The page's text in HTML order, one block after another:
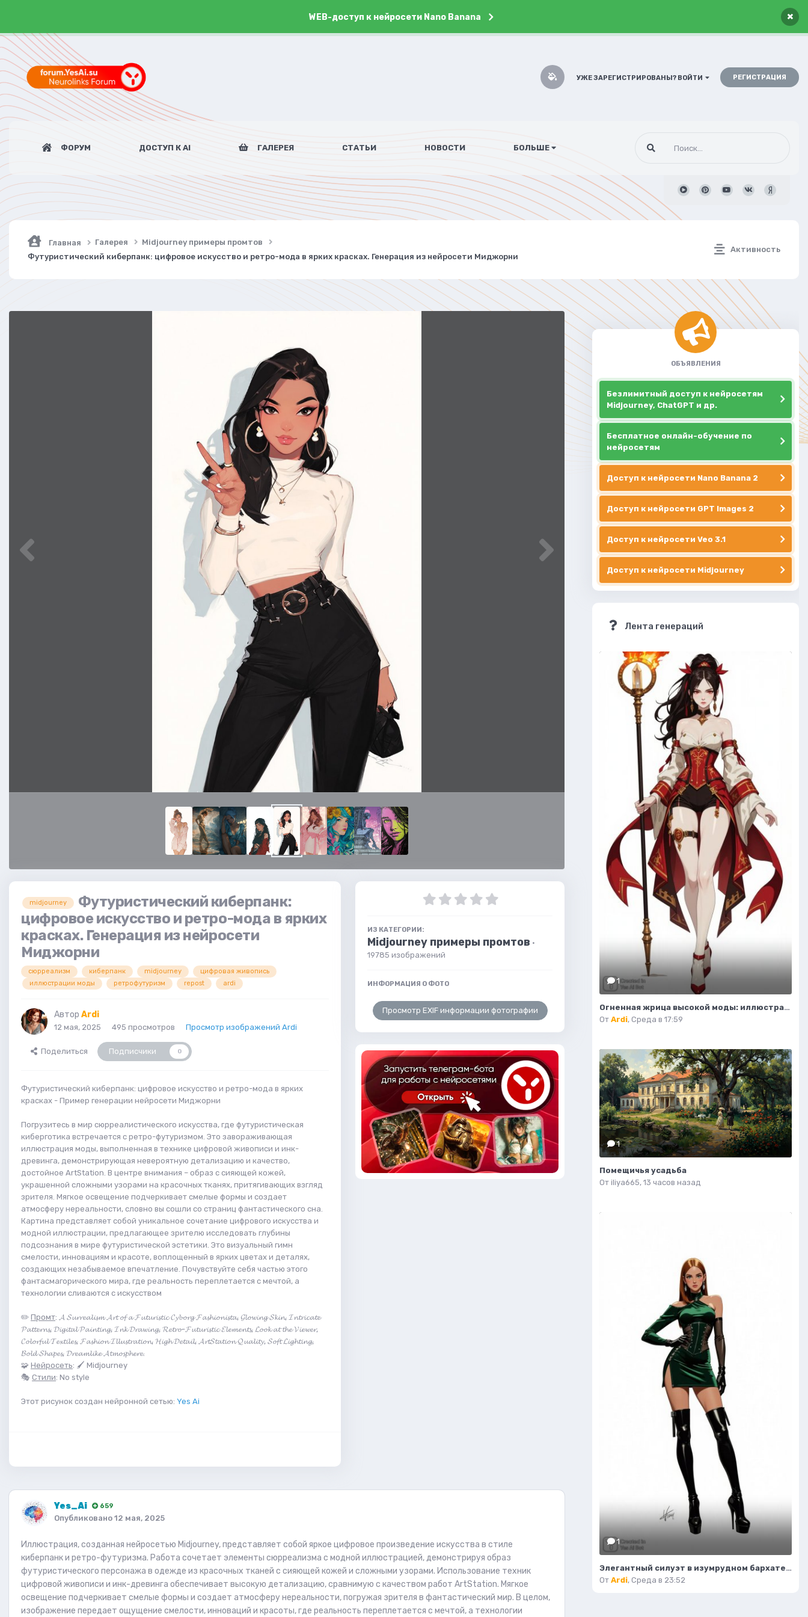
WEB-доступ к нейросети Nano Banana ×
УЖЕ ЗАРЕГИСТРИРОВАНЫ? ВОЙТИ РЕГИСТРАЦИЯ
ФОРУМ ДОСТУП К AI ГАЛЕРЕЯ СТАТЬИ НОВОСТИ БОЛЬШЕ
Активность
Главная Галерея
Midjourney примеры промтов
Футуристический киберпанк: цифровое искусство и ретро-мода в ярких красках. Генерация из нейросети Миджорни
midjourney
Футуристический киберпанк:
цифровое искусство и ретро-мода в ярких
красках. Генерация из нейросети
Миджорни
сюрреализм киберпанк midjourney
цифровая живопись
иллюстрации моды
ретрофутуризм repost ardi
Автор Ardi
12 мая, 2025 495 просмотров Просмотр изображений Ardi
Поделиться Подписчики 0
Футуристический киберпанк: цифровое искусство и ретро-мода в ярких
красках - Пример генерации нейросети Миджорни
Погрузитесь в мир сюрреалистического искусства, где футуристическая
киберготика встречается с ретро-футуризмом. Это завораживающая
иллюстрация моды, выполненная в технике цифровой живописи и инк-
древинга, демонстрирующая невероятную детализацию и качество,
достойное ArtStation. В центре внимания – образ с сияющей кожей,
украшенной сложными узорами на красочных тканях, притягивающих взгляд
зрителя. Мягкое освещение подчеркивает смелые формы и создает
атмосферу нереальности, словно вы сошли со страниц фантастического сна.
Картина представляет собой уникальное сочетание цифрового искусства и
модной иллюстрации, предлагающее зрителю исследовать глубины
подсознания в мире футуристической эстетики. Это визуальный гимн
смелости, инновациям и красоте, воплощенный в ярких цветах и деталях,
создающих незабываемое впечатление. Почувствуйте себя частью этого
фантасмагорического мира, где реальность переплетается с мечтой, а
технологии сливаются с искусством
✏️ Промт: 𝓐 𝓢𝓾𝓻𝓻𝓮𝓪𝓵𝓲𝓼𝓶 𝓐𝓻𝓽 𝓸𝓯 𝓪 𝓕𝓾𝓽𝓾𝓻𝓲𝓼𝓽𝓲𝓬 𝓒𝔂𝓫𝓸𝓻𝓰 𝓕𝓪𝓼𝓱𝓲𝓸𝓷𝓲𝓼𝓽𝓪, 𝓖𝓵𝓸𝔀𝓲𝓷𝓰 𝓢𝓴𝓲𝓷, 𝓘𝓷𝓽𝓻𝓲𝓬𝓪𝓽𝓮
𝓟𝓪𝓽𝓽𝓮𝓻𝓷𝓼, 𝓓𝓲𝓰𝓲𝓽𝓪𝓵 𝓟𝓪𝓲𝓷𝓽𝓲𝓷𝓰, 𝓘𝓷𝓴 𝓓𝓻𝓪𝔀𝓲𝓷𝓰, 𝓡𝓮𝓽𝓻𝓸-𝓕𝓾𝓽𝓾𝓻𝓲𝓼𝓽𝓲𝓬 𝓔𝓵𝓮𝓶𝓮𝓷𝓽𝓼, 𝓛𝓸𝓸𝓴 𝓪𝓽 𝓽𝓱𝓮 𝓥𝓲𝓮𝔀𝓮𝓻,
𝓒𝓸𝓵𝓸𝓻𝓯𝓾𝓵 𝓣𝓮𝔁𝓽𝓲𝓵𝓮𝓼, 𝓕𝓪𝓼𝓱𝓲𝓸𝓷 𝓘𝓵𝓵𝓾𝓼𝓽𝓻𝓪𝓽𝓲𝓸𝓷, 𝓗𝓲𝓰𝓱 𝓓𝓮𝓽𝓪𝓲𝓵, 𝓐𝓻𝓽𝓢𝓽𝓪𝓽𝓲𝓸𝓷 𝓠𝓾𝓪𝓵𝓲𝓽𝔂, 𝓢𝓸𝓯𝓽 𝓛𝓲𝓰𝓱𝓽𝓲𝓷𝓰,
𝓑𝓸𝓵𝓭 𝓢𝓱𝓪𝓹𝓮𝓼, 𝓓𝓻𝓮𝓪𝓶𝓵𝓲𝓴𝓮 𝓐𝓽𝓶𝓸𝓼𝓹𝓱𝓮𝓻𝓮.
🧩 Нейросеть: 🖌 Midjourney
🎭 Стили: No style
Этот рисунок создан нейронной сетью: Yes Ai
ИЗ КАТЕГОРИИ:
Midjourney примеры промтов ·
19785 изображений
ИНФОРМАЦИЯ О ФОТО
Просмотр EXIF информации фотографии
Yes_Ai 659
Опубликовано 12 мая, 2025
Иллюстрация, созданная нейросетью Midjourney, представляет собой яркое цифровое произведение искусства в стиле
киберпанк и ретро-футуризма. Работа сочетает элементы сюрреализма с модной иллюстрацией, демонстрируя образ
футуристического персонажа в одежде из красочных тканей с сияющей кожей и сложными узорами. Использование техник
цифровой живописи и инк-древинга обеспечивает высокую детализацию, сравнимую с качеством работ ArtStation. Мягкое
освещение подчеркивает смелые формы и создает атмосферу нереальности, погружая зрителя в фантастический мир. В целом,
изображение передает ощущение смелости, инноваций и красоты, где реальность переплетается с мечтой, а технологии
ОБЪЯВЛЕНИЯ
Безлимитный доступ к нейросетям
Midjourney, ChatGPT и др.
Бесплатное онлайн-обучение по
нейросетям
Доступ к нейросети Nano Banana 2
Доступ к нейросети GPT Images 2
Доступ к нейросети Veo 3.1
Доступ к нейросети Midjourney
Лента генераций
1
Огненная жрица высокой моды: иллюстрация в стиле фэнтези. Изображение из нейронной сети Flux.1
От Ardi, Среда в 17:59
1
Помещичья усадьба
От iliya665, 13 часов назад
1
Элегантный силуэт в изумрудном бархате и дерзких ботфортах. Нейросеть Flux 1
От Ardi, Среда в 23:52